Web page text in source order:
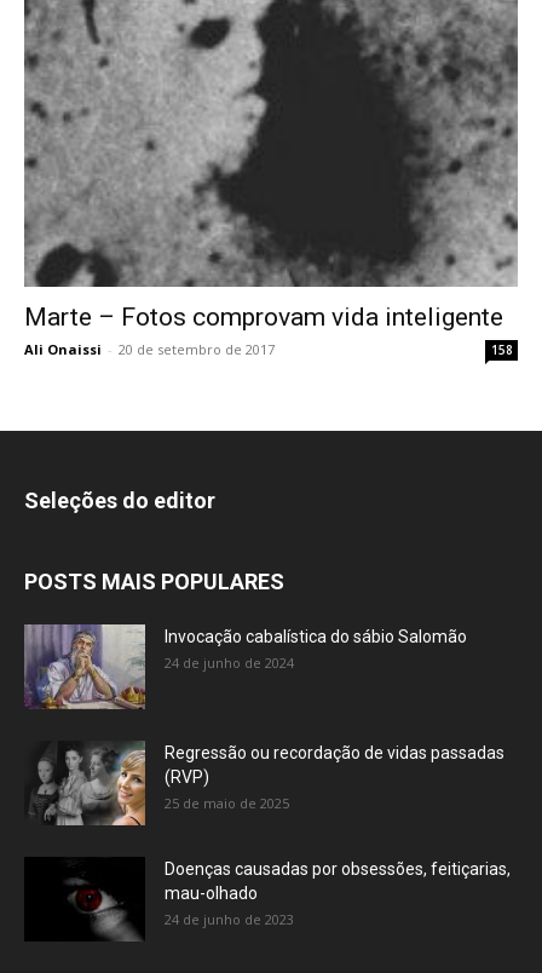
Marte – Fotos comprovam vida inteligente
Ali Onaissi - 20 de setembro de 2017 158
Seleções do editor
POSTS MAIS POPULARES
Invocação cabalística do sábio Salomão
24 de junho de 2024
Regressão ou recordação de vidas passadas
(RVP)
25 de maio de 2025
Doenças causadas por obsessões, feitiçarias,
mau-olhado
24 de junho de 2023